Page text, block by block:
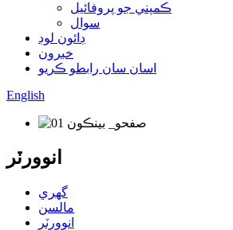
ڪمپني جو پروفائيل
سوال
ڊائون لوڊ
خبرون
اسان سان رابطو ڪريو
English
انوورٽر
گهري
مالسن
انوورٽر